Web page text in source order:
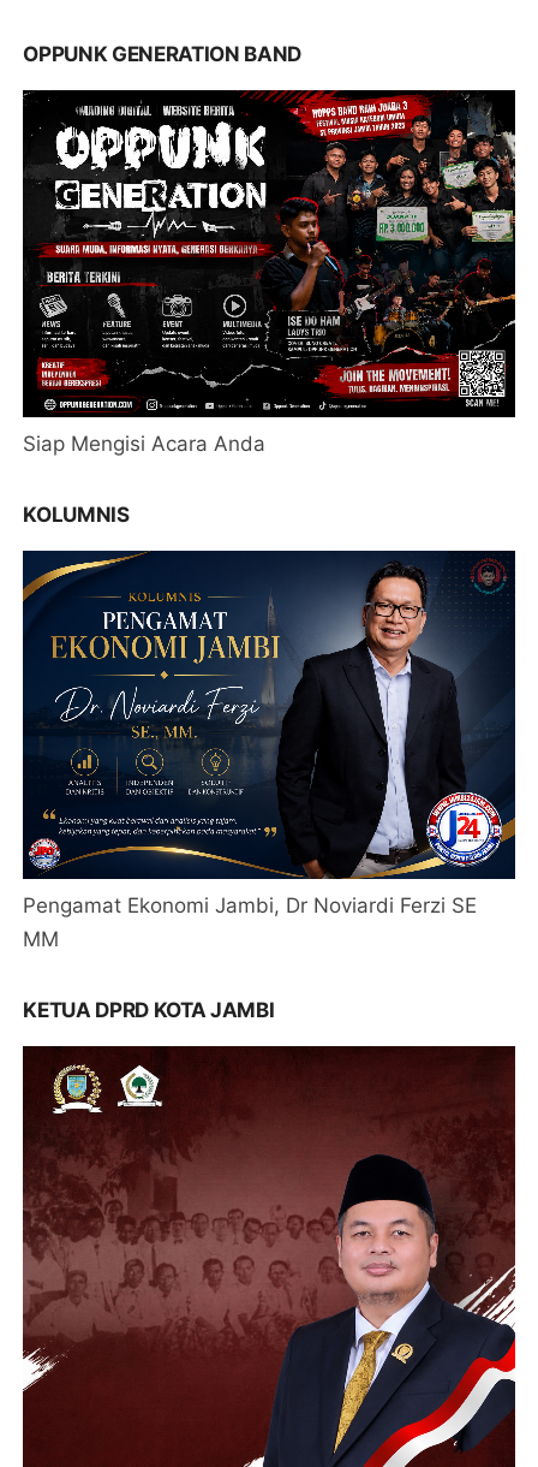
OPPUNK GENERATION BAND
Siap Mengisi Acara Anda
KOLUMNIS
Pengamat Ekonomi Jambi, Dr Noviardi Ferzi SE
MM
KETUA DPRD KOTA JAMBI